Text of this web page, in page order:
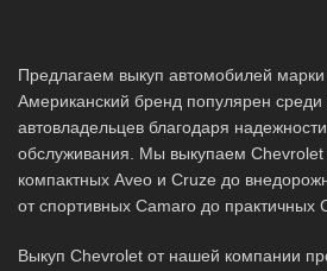
Предлагаем выкуп автомобилей марки
Американский бренд популярен среди
автовладельцев благодаря
обслуживания. Мы выкупаем
компактных Aveo и Cruze до
от спортивных Camaro до практичных
Выкуп Chevrolet от нашей компании